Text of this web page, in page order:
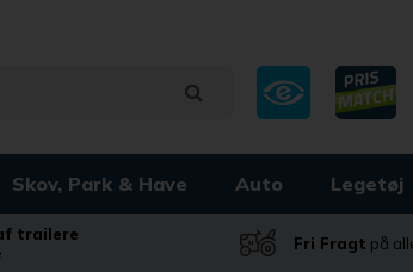
Skov, Park & Have Auto Legetøj
trailere
Fri Fragt på